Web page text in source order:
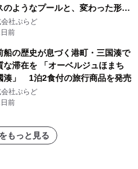
のようなプールと、変わった形の
ナも 「THE BOXY AWAJI」のお
素泊まり連泊プランで
社ぷらど
前
船の歴史が息づく港町・三国湊で
な滞在を 「オーベルジュほまち
湊」 1泊2食付の旅行商品を発売
社ぷらど
前
もっと見る